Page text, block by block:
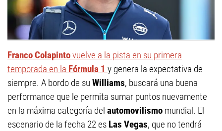
Franco Colapintovuelve a la pista en su primera
temporada en la Fórmula 1 y genera la expectativa de
siempre. A bordo de su Williams, buscará una buena
performance que le permita sumar puntos nuevamente
en la máxima categoría del automovilismo mundial. El
escenario de la fecha 22 es Las Vegas, que no tendrá